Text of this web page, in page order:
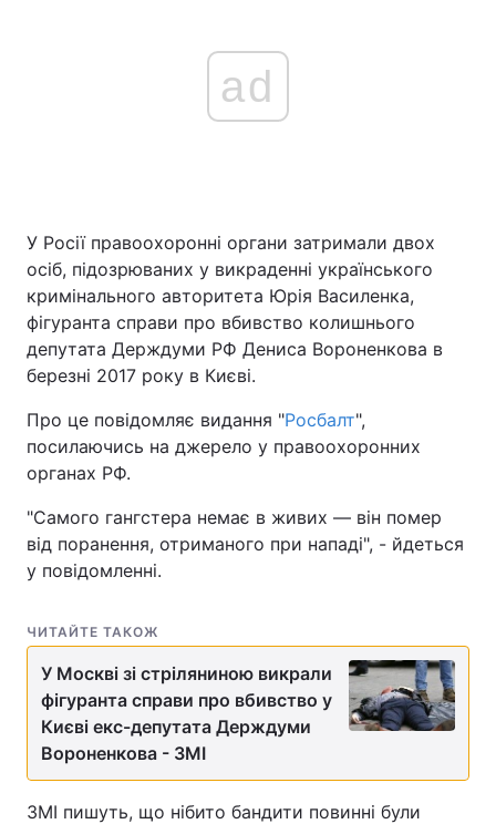
ad
У Росії правоохоронні органи затримали двох
осіб, підозрюваних у викраденні українського
кримінального авторитета Юрія Василенка,
фігуранта справи про вбивство колишнього
депутата Держдуми РФ Дениса Вороненкова в
березні 2017 року в Києві.
Про це повідомляє видання "Росбалт",
посилаючись на джерело у правоохоронних
органах РФ.
"Самого гангстера немає в живих — він помер
від поранення, отриманого при нападі", - йдеться
у повідомленні.
ЧИТАЙТЕ ТАКОЖ
У Москві зі стріляниною викрали
фігуранта справи про вбивство у
Києві екс-депутата Держдуми
Вороненкова - ЗМІ
ЗМІ пишуть, що нібито бандити повинні були